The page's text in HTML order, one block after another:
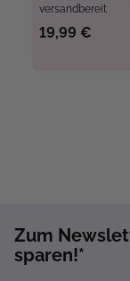
versandbereit
19,99 €
Zum
sparen!*